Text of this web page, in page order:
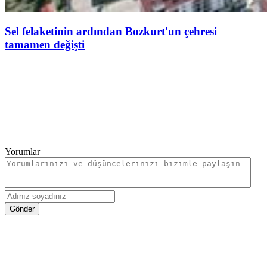
Sel felaketinin ardından Bozkurt'un çehresi
tamamen değişti
Yorumlar
Gönder